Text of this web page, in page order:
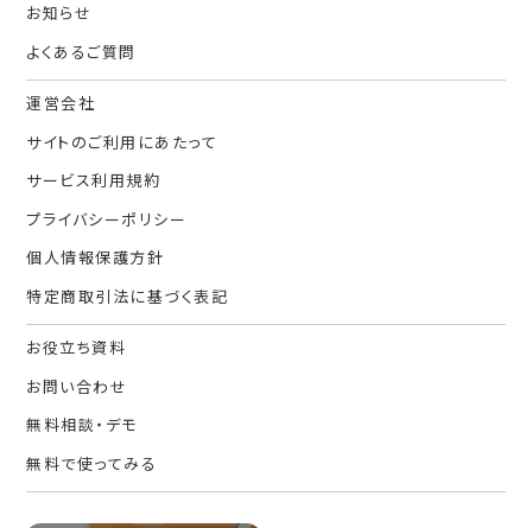
お知らせ
よくあるご質問
運営会社
サイトのご利用にあたって
サービス利用規約
プライバシーポリシー
個人情報保護方針
特定商取引法に基づく表記
お役立ち資料
お問い合わせ
無料相談・デモ
無料で使ってみる